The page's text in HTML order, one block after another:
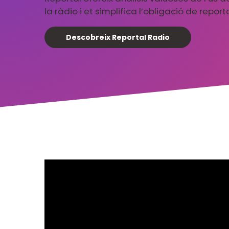
la ràdio i et simplifica l’obligació de
Descobreix Reportal Radio